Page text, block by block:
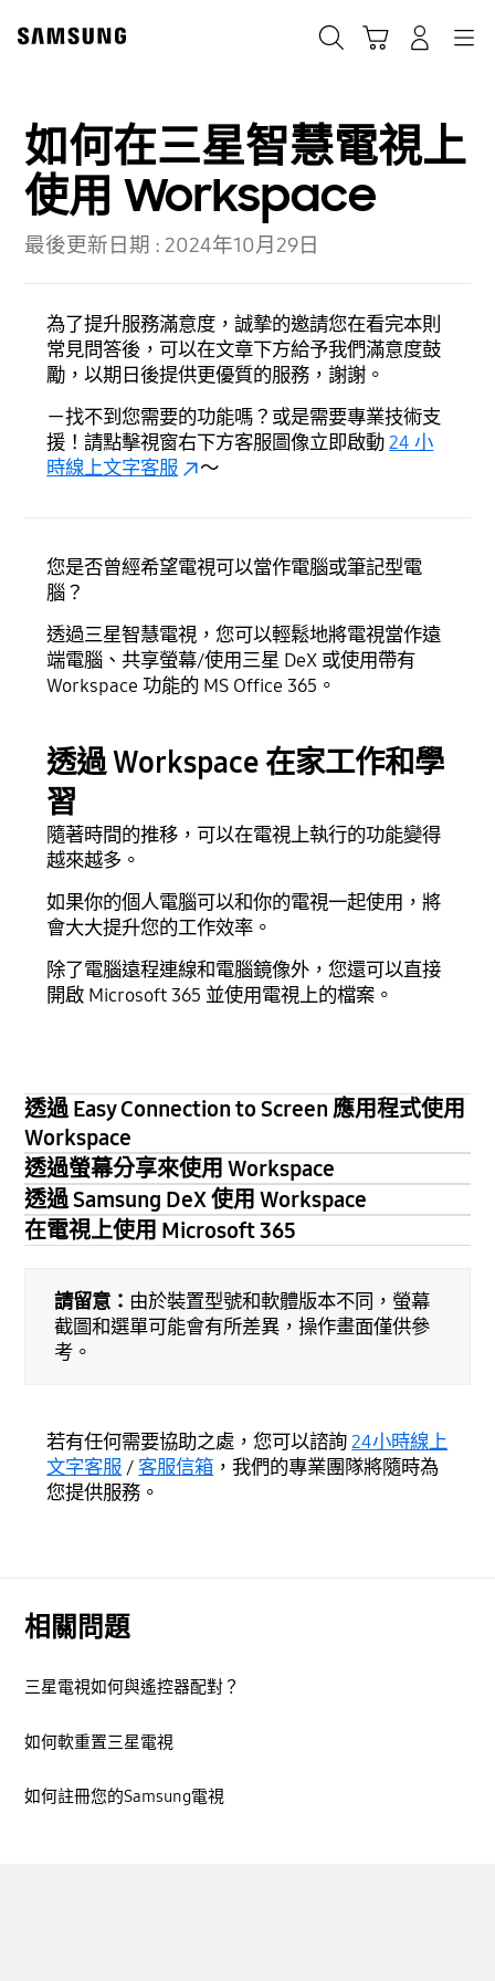
content
如何在三星智慧電視上
使用 Workspace
最後更新日期 :2024年10月29日
為了提升服務滿意度，誠摯的邀請您在看完本則
常見問答後，可以在文章下方給予我們滿意度鼓
勵，以期日後提供更優質的服務，謝謝。
－找不到您需要的功能嗎？或是需要專業技術支
援！請點擊視窗右下方客服圖像立即啟動24 小
時線上文字客服
～
您是否曾經希望電視可以當作電腦或筆記型電
腦？
透過三星智慧電視，您可以輕鬆地將電視當作遠
端電腦、共享螢幕/使用三星 DeX 或使用帶有
Workspace 功能的 MS Office 365。
透過 Workspace 在家工作和學
習
隨著時間的推移，可以在電視上執行的功能變得
越來越多。
如果你的個人電腦可以和你的電視一起使用，將
會大大提升您的工作效率。
除了電腦遠程連線和電腦鏡像外，您還可以直接
開啟 Microsoft 365 並使用電視上的檔案。
透過 Easy Connection to Screen 應用程式使用
Workspace
透過螢幕分享來使用 Workspace
透過 Samsung DeX 使用 Workspace
在電視上使用 Microsoft 365
請留意： 由於裝置型號和軟體版本不同，螢幕
截圖和選單可能會有所差異，操作畫面僅供參
考。
若有任何需要協助之處，您可以諮詢24小時線上
文字客服/ 客服信箱 ，我們的專業團隊將隨時為
您提供服務。
相關問題
三星電視如何與遙控器配對？
如何軟重置三星電視
如何註冊您的Samsung電視